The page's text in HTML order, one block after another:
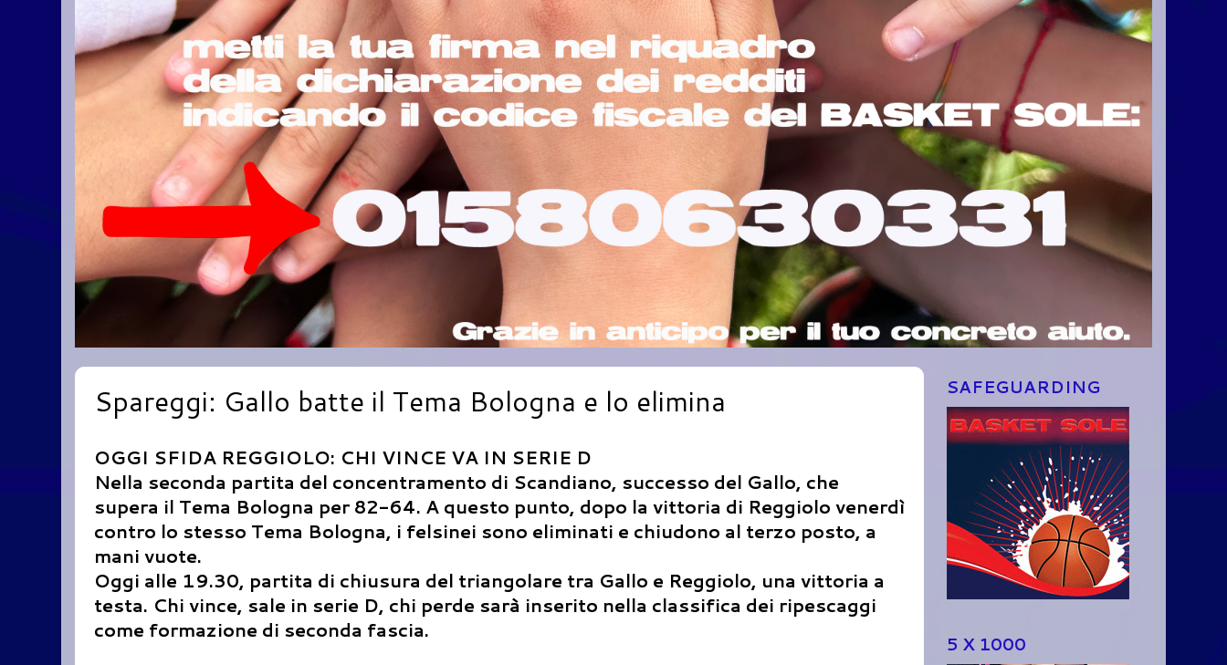
Spareggi: Gallo batte il Tema Bologna e lo elimina
OGGI SFIDA REGGIOLO: CHI VINCE VA IN SERIE D
Nella seconda partita del concentramento di Scandiano, successo del Gallo, che
supera il Tema Bologna per 82-64. A questo punto, dopo la vittoria di Reggiolo venerdì
contro lo stesso Tema Bologna, i felsinei sono eliminati e chiudono al terzo posto, a
mani vuote.
Oggi alle 19.30, partita di chiusura del triangolare tra Gallo e Reggiolo, una vittoria a
testa. Chi vince, sale in serie D, chi perde sarà inserito nella classifica dei ripescaggi
come formazione di seconda fascia.
SAFEGUARDING
5 X 1000